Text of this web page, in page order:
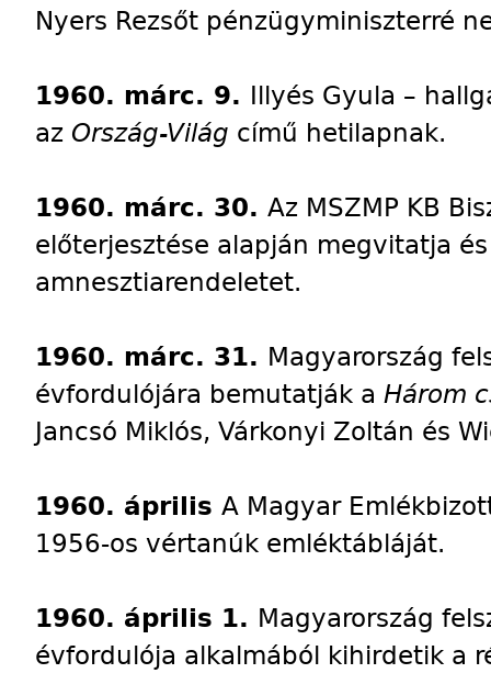
Nyers Rezsőt pénzügyminiszterré
1960. márc. 9. Illyés Gyula –
az Ország-Világ című hetilapnak.
1960. márc. 30. Az MSZMP KB
előterjesztése alapján megvitatja
amnesztiarendeletet.
1960. márc. 31. Magyarország
évfordulójára bemutatják a Három
Jancsó Miklós, Várkonyi Zoltán és
1960. április A Magyar
1956-os vértanúk emléktábláját.
1960. április 1. Magyarország
évfordulója alkalmából kihirdetik a